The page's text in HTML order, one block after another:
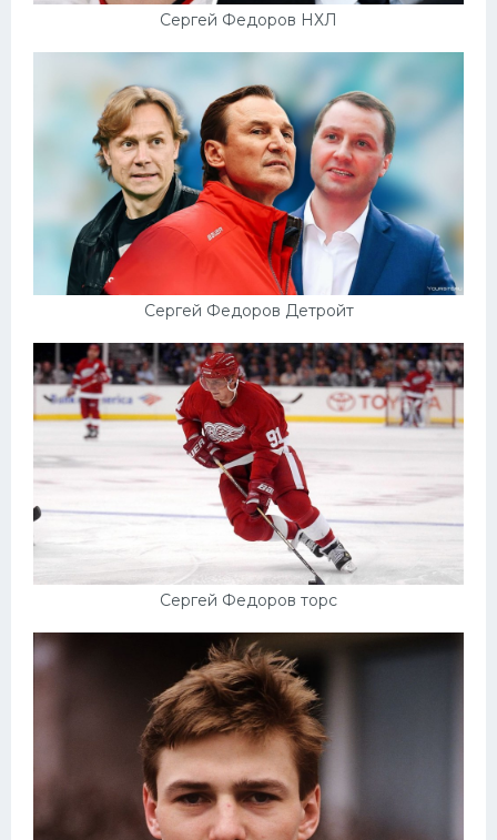
Сергей Федоров НХЛ
Сергей Федоров Детройт
Сергей Федоров торс